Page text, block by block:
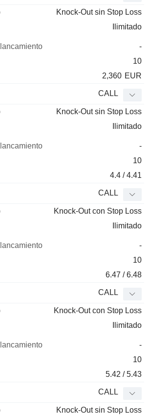
Knock-Out sin Stop Loss
Ilimitado
-
10
2,360 EUR
CALL
Knock-Out sin Stop Loss
Ilimitado
-
10
4.4 / 4.41
CALL
Knock-Out con Stop Loss
Ilimitado
-
10
6.47 / 6.48
CALL
Knock-Out con Stop Loss
Ilimitado
-
10
5.42 / 5.43
CALL
Knock-Out sin Stop Loss